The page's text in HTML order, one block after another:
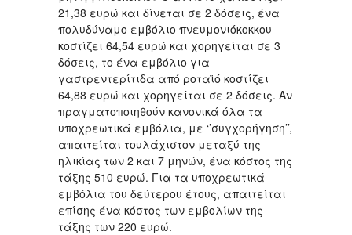
21,38 ευρώ και δίνεται σε 2 δόσεις, ένα
πολυδύναμο εμβόλιο πνευμονιόκοκκου
κοστίζει 64,54 ευρώ και χορηγείται σε 3
δόσεις, το ένα εμβόλιο για
γαστρεντερίτιδα από ροταϊό κοστίζει
64,88 ευρώ και χορηγείται σε 2 δόσεις. Αν
πραγματοποιηθούν κανονικά όλα τα
υποχρεωτικά εμβόλια, με ‘’συγχορήγηση’’,
απαιτείται τουλάχιστον μεταξύ της
ηλικίας των 2 και 7 μηνών, ένα κόστος της
τάξης 510 ευρώ. Για τα υποχρεωτικά
εμβόλια του δεύτερου έτους, απαιτείται
επίσης ένα κόστος των εμβολίων της
τάξης των 220 ευρώ.